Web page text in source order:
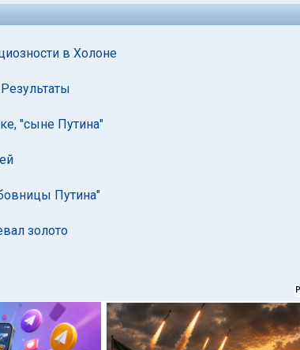
в Холоне
"сыне Путина"
Путина"
золото